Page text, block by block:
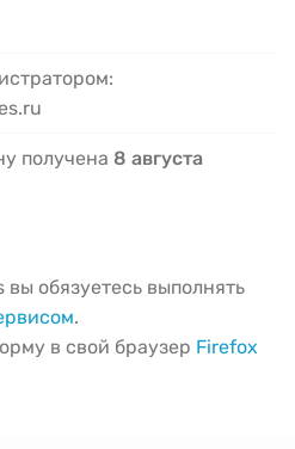
получена 8 августа
вы обязуетесь выполнять
.
в свой браузер Firefox